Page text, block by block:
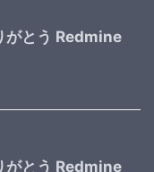
がとう Redmine
がとう Redmine